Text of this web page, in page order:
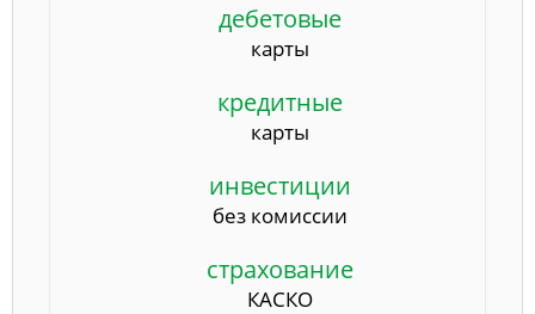
дебетовые
карты
кредитные
карты
инвестиции
без комиссии
страхование
КАСКО